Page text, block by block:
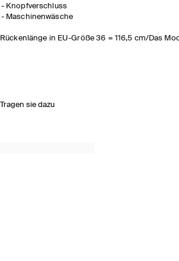
Knopfverschluss
Maschinenwäsche
Rückenlänge in EU-Größe 36 = 116,5 cm/Das
Tragen sie dazu